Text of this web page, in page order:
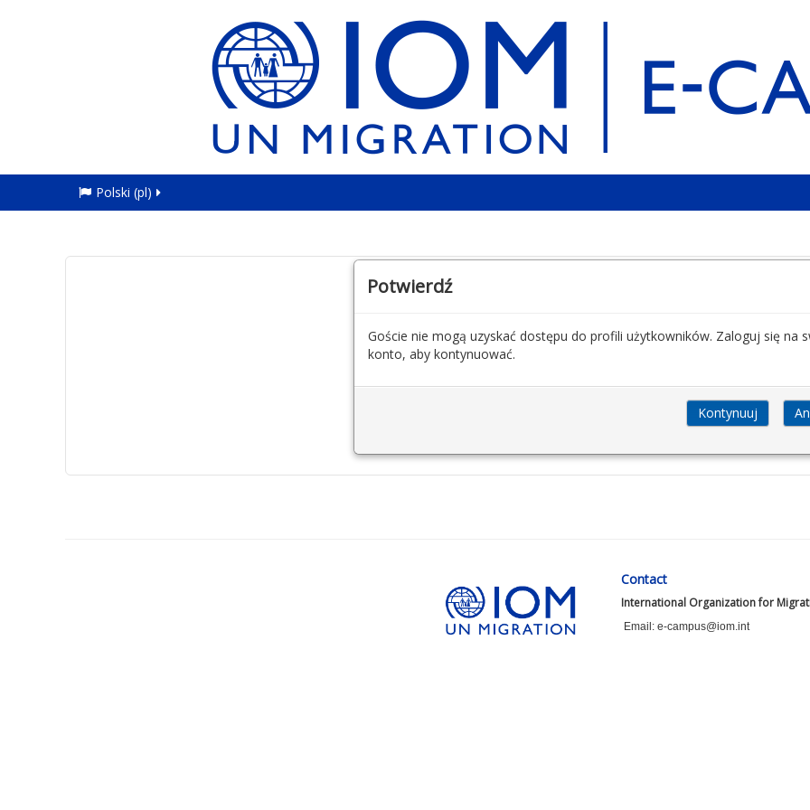
Polski ‎(pl)‎
Potwierdź
Goście nie mogą uzyskać dostępu do profili użytkowników. Zaloguj się na
konto, aby kontynuować.
Contact
International Organization for
Email: e-campus@iom.int